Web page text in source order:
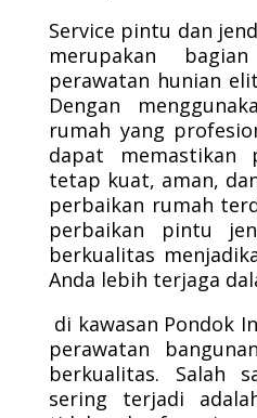
Service pintu dan
merupakan
perawatan hunian
Dengan
rumah yang
dapat memastikan
tetap kuat, aman,
perbaikan rumah
perbaikan pintu
berkualitas
Anda lebih terjaga
di kawasan Pondok
perawatan
berkualitas. Salah
sering terjadi